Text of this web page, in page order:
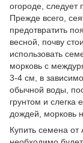
огороде, следует
Прежде всего,
предотвратить
весной, почву
использовать
морковь с
3-4 см, в
обычной воды,
грунтом и слегка
дождей, морковь
Купить семена